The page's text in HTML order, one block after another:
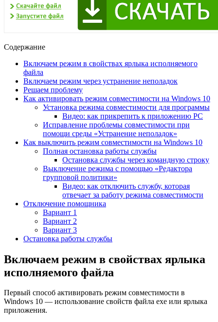
Содержание
Включаем режим в свойствах ярлыка исполняемого
файла
Включаем режим через устранение неполадок
Решаем проблему
Как активировать режим совместимости на Windows 10
Установка режима совместимости для программы
Видео: как прикрепить к приложению РС
Исправление проблемы совместимости при
помощи среды «Устранение неполадок»
Как выключить режим совместимости на Windows 10
Полная остановка работы службы
Остановка службы через командную строку
Выключение режима с помощью «Редактора
групповой политики»
Видео: как отключить службу, которая
отвечает за работу режима совместимости
Отключение помощника
Вариант 1
Вариант 2
Вариант 3
Остановка работы службы
Включаем режим в свойствах ярлыка
исполняемого файла
Первый способ активировать режим совместимости в
Windows 10 — использование свойств файла exe или ярлыка
приложения.